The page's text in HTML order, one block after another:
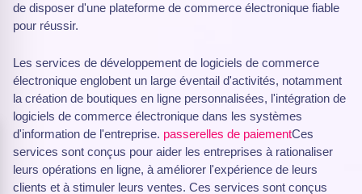
de disposer d'une plateforme de commerce électronique fiable
pour réussir.
Les services de développement de logiciels de commerce
électronique englobent un large éventail d'activités, notamment
la création de boutiques en ligne personnalisées, l'intégration de
logiciels de commerce électronique dans les systèmes
d'information de l'entreprise. passerelles de paiementCes
services sont conçus pour aider les entreprises à rationaliser
leurs opérations en ligne, à améliorer l'expérience de leurs
clients et à stimuler leurs ventes. Ces services sont conçus